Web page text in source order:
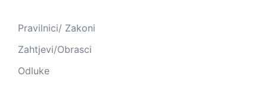
Pravilnici/ Zakoni
Zahtjevi/Obrasci
Odluke